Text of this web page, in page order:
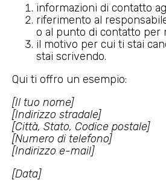
informazioni di contatto
riferimento al
o al punto di contatto per
il motivo per cui ti stai
stai scrivendo.
Qui ti offro un esempio:
[Il tuo nome]
[Indirizzo stradale]
[Città, Stato, Codice postale]
[Numero di telefono]
[Indirizzo e-mail]
[Data]